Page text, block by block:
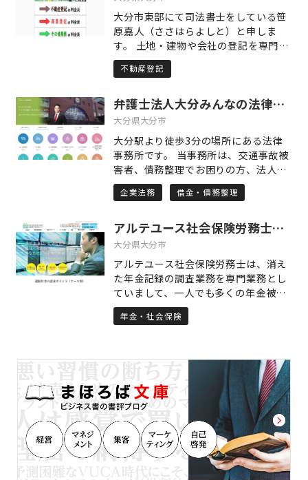
自動車登録、古物商許可、内容証明の
作成など、日常生活やビジネスに関わ
る各種手続きもお任せください。特定
行政書士として、法的トラブルの予防
と解決に力を注いでおり、「相談して
よかった」と実感していただける信頼
の行政書士事務所を目指しています。
大分市東部にて司法書士をしている笹
原嘉人（ささはらよしと）と申しま
す。 土地・建物や会社の登記を専門と
してます。 初回0円相談実施中です
（60分）。 面倒な議事録の作成や登記
ます。 相続手続きでは、特に過去の原
戸籍取得は皆さん大変お困りです。当
意としています。 手厚いサポートに自
信があります。 ぜひご利用ください。
不動産登記
弁護士法人大分みんなの法律事務所
大分県大分市
大分駅より徒歩3分の場所にある法律
事務所です。 当事務所は、交通事故被
害者、債務整理でお困りの方、法人顧
問契約のお客様の相談に力を入れてお
ります。前記のお客様につきまして
ております。 早めのご相談が解決への
近道となりますので、お悩みの方は、
まずはお気軽にお問合せください。
企業法務 借金・債務整理
アルテユース社会保険労務士事務所
大分県大分市
アルテユース社会保険労務士は、消え
た年金記録の調査業務を専門業務とし
ていまして、一人でも多くの年金被害
者の方の権利が救済されるべく、年金
の記録探しのサポートをしています。
務所では、遺族年金申請のサポートを
行っております。遺族年金をもらえる
のか不明な方、遺族年金の支給額につ
いてなど、あきらめずにぜひ専門家に
ご相談・ご依頼下さい。
年金・社会保険